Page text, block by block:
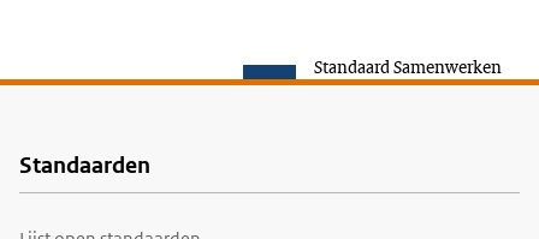
Standaard Samenwerken
Voet
Standaarden